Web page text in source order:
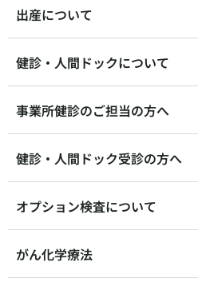
出産について
健診・人間ドックについて
事業所健診のご担当の方へ
健診・人間ドック受診の方へ
オプション検査について
がん化学療法